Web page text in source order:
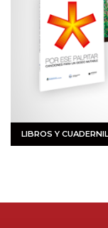
LIBROS Y